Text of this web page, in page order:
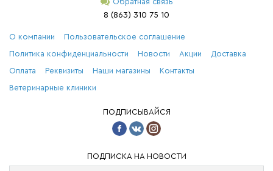
8 (863) 310 75 10
О компании Пользовательское соглашение
Политика конфиденциальности Новости Акции Доставка
Оплата Реквизиты Наши магазины Контакты
Ветеринарные клиники
ПОДПИСЫВАЙСЯ
ПОДПИСКА НА НОВОСТИ